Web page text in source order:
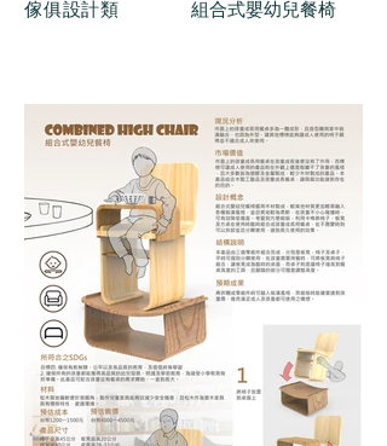
傢俱設計類 組合式嬰幼兒餐椅